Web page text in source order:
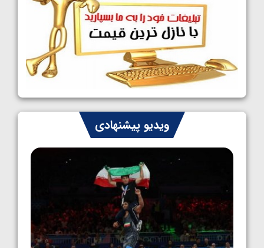
کشتی فرنگی نوجوانان جهان؛ سکوی تیمی
سوم برای ایران
1405/05/07
ایران چشم به راه چهار مدال در پنج وزن دوم
کشتی فرنگی نوجوانان جهان
1405/05/06
کشتی فرنگی نوجوان جهان؛ رضایی تنها طلایی
پنج وزن نخست
1405/05/06
ویدیو پیشنهادی